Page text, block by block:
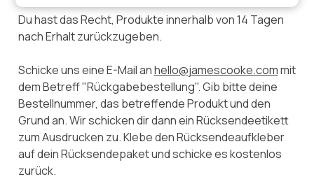
Du hast das Recht, Produkte innerhalb von 14 Tagen
nach Erhalt zurückzugeben.
Schicke uns eine E-Mail anhello@jamescooke.commit
dem Betreff "Rückgabebestellung". Gib bitte deine
Bestellnummer, das betreffende Produkt und den
Grund an. Wir schicken dir dann ein Rücksendeetikett
zum Ausdrucken zu. Klebe den Rücksendeaufkleber
auf dein Rücksendepaket und schicke es kostenlos
zurück.